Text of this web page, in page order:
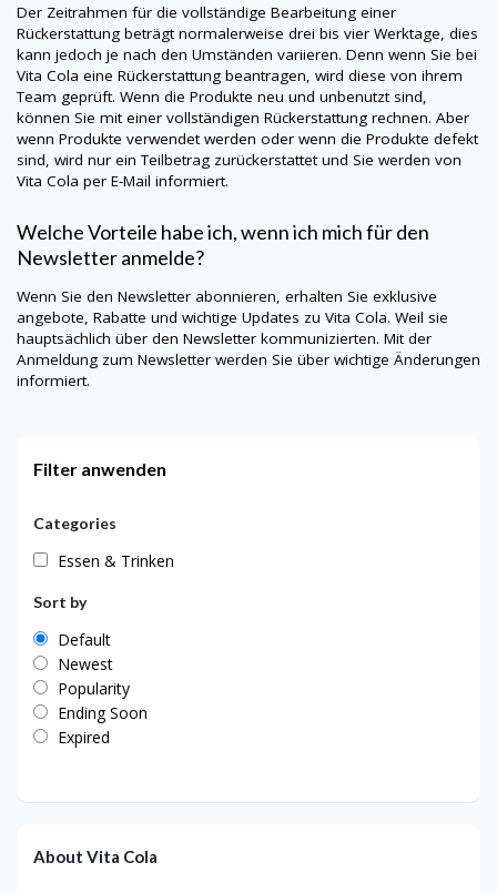
Der Zeitrahmen für die vollständige Bearbeitung einer
Rückerstattung beträgt normalerweise drei bis vier Werktage, dies
kann jedoch je nach den Umständen variieren. Denn wenn Sie bei
Vita Cola eine Rückerstattung beantragen, wird diese von ihrem
Team geprüft. Wenn die Produkte neu und unbenutzt sind,
können Sie mit einer vollständigen Rückerstattung rechnen. Aber
wenn Produkte verwendet werden oder wenn die Produkte defekt
sind, wird nur ein Teilbetrag zurückerstattet und Sie werden von
Vita Cola per E-Mail informiert.
Welche Vorteile habe ich, wenn ich mich für den
Newsletter anmelde?
Wenn Sie den Newsletter abonnieren, erhalten Sie exklusive
angebote, Rabatte und wichtige Updates zu Vita Cola. Weil sie
hauptsächlich über den Newsletter kommunizierten. Mit der
Anmeldung zum Newsletter werden Sie über wichtige Änderungen
informiert.
Filter anwenden
Categories
Essen & Trinken
Sort by
Default
Newest
Popularity
Ending Soon
Expired
About Vita Cola